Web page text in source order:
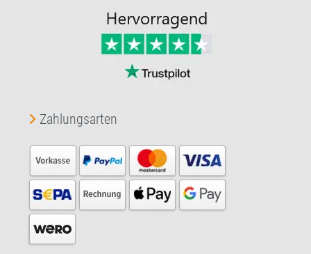
Zahlungsarten